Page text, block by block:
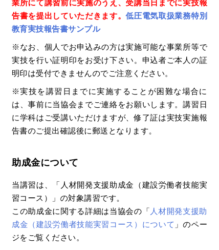
業所にて講習前に実施のうえ、受講当日までに実技報
告書を提出していただきます。低圧電気取扱業務特別
教育実技報告書サンプル
※なお、個人でお申込みの方は実施可能な事業所等で
実技を行い証明印をお受け下さい。申込者ご本人の証
明印は受付できませんのでご注意ください。
※実技を講習日までに実施することが困難な場合に
は、事前に当協会までご連絡をお願いします。講習日
に学科はご受講いただけますが、修了証は実技実施報
告書のご提出確認後に郵送となります。
助成金について
当講習は、「人材開発支援助成金（建設労働者技能実
習コース）」の対象講習です。
この助成金に関する詳細は当協会の「 人材開発支援助
成金（建設労働者技能実習コース）について 」のペー
ジをご覧ください。